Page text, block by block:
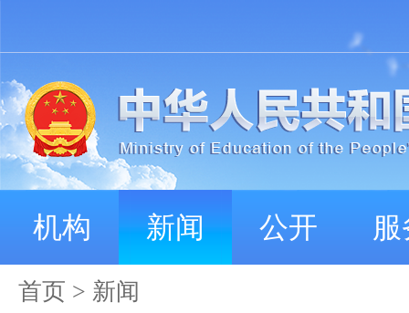
机构 新闻 公开
首页 > 新闻